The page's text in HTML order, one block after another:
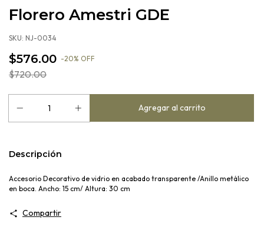
Florero Amestri GDE
SKU: NJ-0034
$576.00 -20% OFF
$720.00
Descripción
Accesorio Decorativo de vidrio en acabado transparente /Anillo metálico
en boca. Ancho: 15 cm/ Altura: 30 cm
Compartir